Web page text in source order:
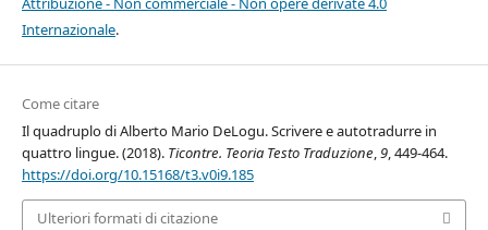
Internazionale.
Come citare
Il quadruplo di Alberto Mario DeLogu. Scrivere e autotradurre in
quattro lingue. (2018). Ticontre. Teoria Testo Traduzione,9, 449-464.
https://doi.org/10.15168/t3.v0i9.185
Ulteriori formati di citazione